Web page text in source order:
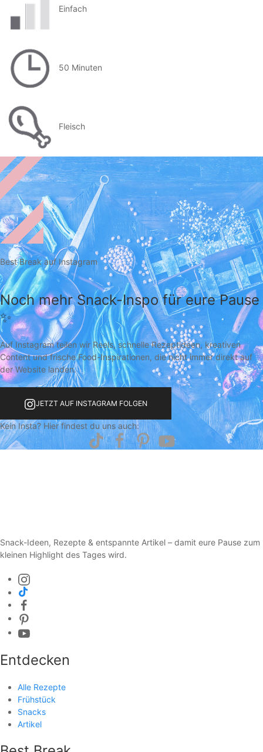
Einfach
50 Minuten
Fleisch
Best Break auf Instagram
Noch mehr Snack-Inspo für eure Pause
✨
Auf Instagram teilen wir Reels, schnelle Rezeptideen, kreativen
Content und frische Food-Inspirationen, die nicht immer direkt auf
der Website landen.
JETZT AUF INSTAGRAM FOLGEN
Kein Insta? Hier findest du uns auch:
Snack-Ideen, Rezepte & entspannte Artikel – damit eure Pause zum
kleinen Highlight des Tages wird.
Entdecken
Alle Rezepte
Frühstück
Snacks
Artikel